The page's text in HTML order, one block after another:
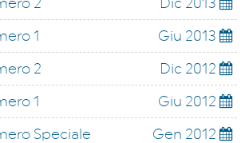
2 Dic 2013
1 Giu 2013
2 Dic 2012
1 Giu 2012
Speciale Gen 2012